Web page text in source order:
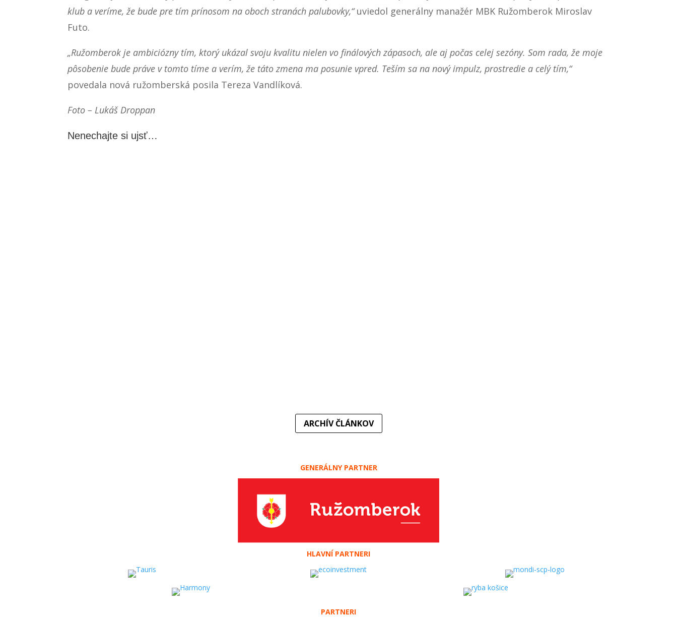
klub a veríme, že bude pre tím prínosom na oboch stranách palubovky,“uviedol generálny manažér MBK Ružomberok Miroslav
Futo.
„Ružomberok je ambiciózny tím, ktorý ukázal svoju kvalitu nielen vo finálových zápasoch, ale aj počas celej sezóny. Som rada, že moje
pôsobenie bude práve v tomto tíme a verím, že táto zmena ma posunie vpred. Teším sa na nový impulz, prostredie a celý tím,“
povedala nová ružomberská posila Tereza Vandlíková.
Foto – Lukáš Droppan
Nenechajte si ujsť…
ARCHÍV ČLÁNKOV
GENERÁLNY PARTNER
HLAVNÍ PARTNERI
PARTNERI